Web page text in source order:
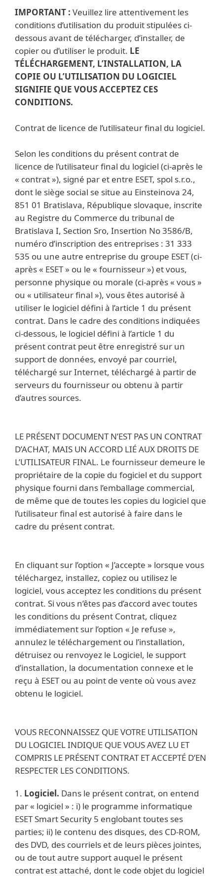
IMPORTANT : Veuillez lire attentivement les
conditions d’utilisation du produit stipulées ci-
dessous avant de télécharger, d’installer, de
copier ou d’utiliser le produit. LE
TÉLÉCHARGEMENT, L’INSTALLATION, LA
COPIE OU L’UTILISATION DU LOGICIEL
SIGNIFIE QUE VOUS ACCEPTEZ CES
CONDITIONS.
Contrat de licence de l’utilisateur final du logiciel.
Selon les conditions du présent contrat de
licence de l’utilisateur final du logiciel (ci-après le
« contrat »), signé par et entre ESET, spol s.r.o.,
dont le siège social se situe au Einsteinova 24,
851 01 Bratislava, République slovaque, inscrite
au Registre du Commerce du tribunal de
Bratislava I, Section Sro, Insertion No 3586/B,
numéro d’inscription des entreprises : 31 333
535 ou une autre entreprise du groupe ESET (ci-
après « ESET » ou le « fournisseur ») et vous,
personne physique ou morale (ci-après « vous »
ou « utilisateur final »), vous êtes autorisé à
utiliser le logiciel défini à l’article 1 du présent
contrat. Dans le cadre des conditions indiquées
ci-dessous, le logiciel défini à l’article 1 du
présent contrat peut être enregistré sur un
support de données, envoyé par courriel,
téléchargé sur Internet, téléchargé à partir de
serveurs du fournisseur ou obtenu à partir
d’autres sources.
LE PRÉSENT DOCUMENT N’EST PAS UN CONTRAT
D’ACHAT, MAIS UN ACCORD LIÉ AUX DROITS DE
L’UTILISATEUR FINAL. Le fournisseur demeure le
propriétaire de la copie du fogiciel et du support
physique fourni dans l’emballage commercial,
de même que de toutes les copies du logiciel que
l’utilisateur final est autorisé à faire dans le
cadre du présent contrat.
En cliquant sur l’option « J’accepte » lorsque vous
téléchargez, installez, copiez ou utilisez le
logiciel, vous acceptez les conditions du présent
contrat. Si vous n’êtes pas d’accord avec toutes
les conditions du présent Contrat, cliquez
immédiatement sur l’option « Je refuse »,
annulez le téléchargement ou l’installation,
détruisez ou renvoyez le Logiciel, le support
d’installation, la documentation connexe et le
reçu à ESET ou au point de vente où vous avez
obtenu le logiciel.
VOUS RECONNAISSEZ QUE VOTRE UTILISATION
DU LOGICIEL INDIQUE QUE VOUS AVEZ LU ET
COMPRIS LE PRÉSENT CONTRAT ET ACCEPTÉ D’EN
RESPECTER LES CONDITIONS.
1. Logiciel. Dans le présent contrat, on entend
par « logiciel » : i) le programme informatique
ESET Smart Security 5 englobant toutes ses
parties; ii) le contenu des disques, des CD-ROM,
des DVD, des courriels et de leurs pièces jointes,
ou de tout autre support auquel le présent
contrat est attaché, dont le code objet du logiciel